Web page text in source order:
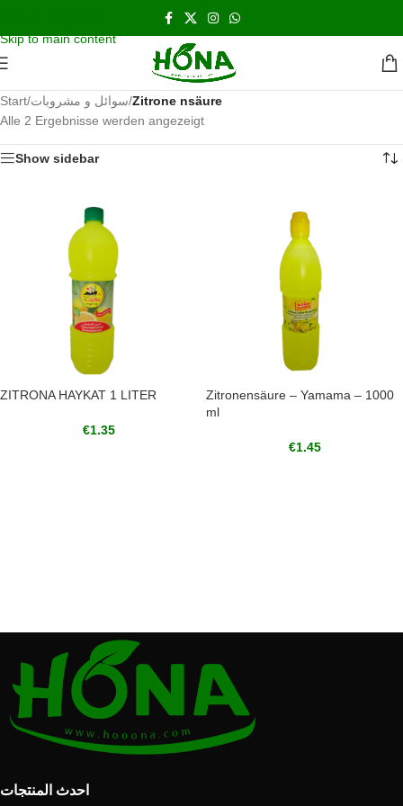
Skip to main content
اشحن مجانا و نحن بالخدمه على مدار الاسبوع
Start/سوائل و مشروبات/Zitrone nsäure
Alle 2 Ergebnisse werden angezeigt
Show sidebar
ZITRONA HAYKAT 1 LITER
€1.35
Zitronensäure – Yamama – 1000
ml
€1.45
احدث المنتجات